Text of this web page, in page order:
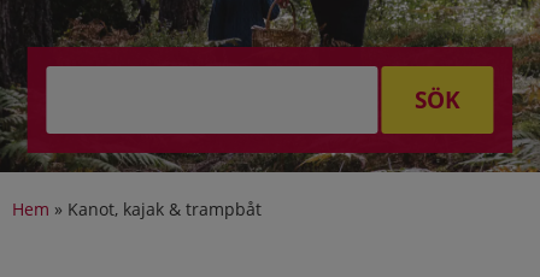
SÖK
Hem » Kanot, kajak & trampbåt